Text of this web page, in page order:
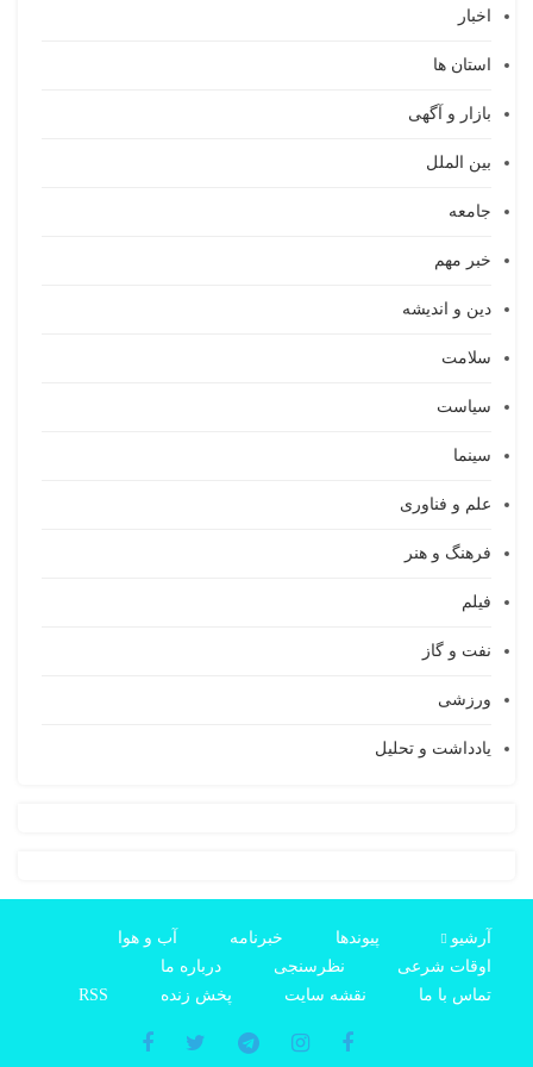
ها
و آگهی
الملل
مهم
و اندیشه
و فناوری
و هنر
و گاز
و تحلیل
خبرنامه
آب و هوا
شرعی
نظرسنجی
درباره ما
با ما
نقشه سایت پخش زنده